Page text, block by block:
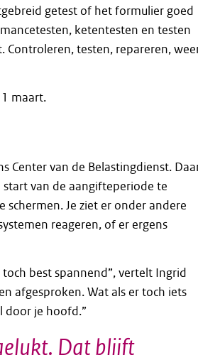
getest of het formulier goed
ketentesten en testen
Controleren, testen, repareren,
maart.
Center van de Belastingdienst.
van de aangifteperiode te
Je ziet er onder andere
reageren, of er ergens
best spannend”, vertelt Ingrid
afgesproken. Wat als er toch iets
door je hoofd.”
Dat blijft